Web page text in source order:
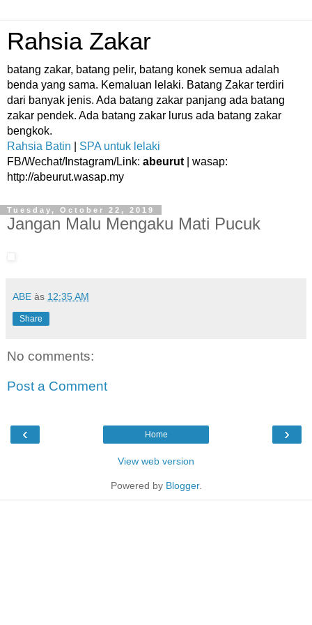
Rahsia Zakar
batang zakar, batang pelir, batang konek semua adalah
benda yang sama. Kemaluan lelaki. Batang Zakar terdiri
dari banyak jenis. Ada batang zakar panjang ada batang
zakar pendek. Ada batang zakar lurus ada batang zakar
bengkok.
Rahsia Batin
SPA untuk lelaki
FB/Wechat/Instagram/Link: abeurut | wasap:
http://abeurut.wasap.my
Tuesday, October 22, 2019
Jangan Malu Mengaku Mati Pucuk
ABE às 12:35 AM
Share
No comments:
Post a Comment
‹ ›
Home
View web version
Powered by Blogger.